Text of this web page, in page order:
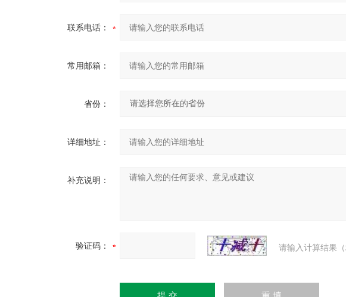
联系电话：
常用邮箱：
省份：
详细地址：
补充说明：
验证码： 请输入计算结果